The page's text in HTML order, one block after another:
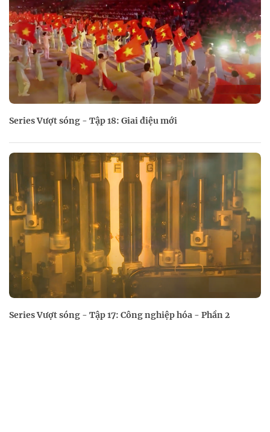
Series Vượt sóng - Tập 18: Giai điệu mới
Series Vượt sóng - Tập 17: Công nghiệp hóa - Phần 2